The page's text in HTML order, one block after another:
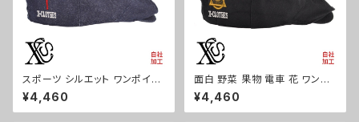
スポーツ シルエット ワンポイン
ト 刺繍 帽子 コットン ハンチン
グ メンズ レディース インナーメ
ッシュ 雑貨 グッズ 自社ブランド
¥4,460
面白 野菜 果物 電車 花 ワンポ
イント 刺繍 帽子 コットン ハン
チング メンズ レディース インナ
ーメッシュ 雑貨 グッズ 自社ブラ
¥4,460